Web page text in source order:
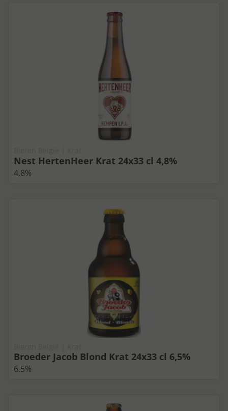
Nest HertenHeer Krat 24x33 cl 4,8%
4.8%
Broeder Jacob Blond Krat 24x33 cl 6,5%
6.5%